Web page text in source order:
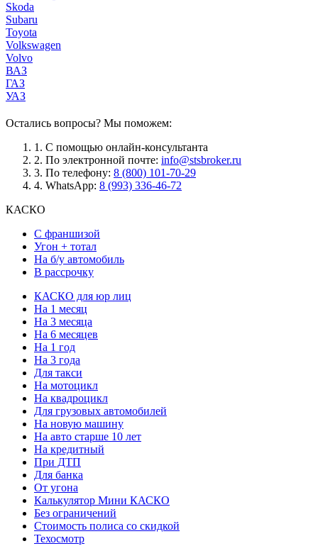
Skoda
Subaru
Toyota
Volkswagen
Volvo
ВАЗ
ГАЗ
УАЗ
Остались вопросы? Мы поможем:
1. С помощью онлайн-консультанта
2. По электронной почте: info@stsbroker.ru
3. По телефону: 8 (800) 101-70-29
4. WhatsApp: 8 (993) 336-46-72
КАСКО
С франшизой
Угон + тотал
На б/у автомобиль
В рассрочку
КАСКО для юр лиц
На 1 месяц
На 3 месяца
На 6 месяцев
На 1 год
На 3 года
Для такси
На мотоцикл
На квадроцикл
Для грузовых автомобилей
На новую машину
На авто старше 10 лет
На кредитный
При ДТП
Для банка
От угона
Калькулятор Мини КАСКО
Без ограничений
Стоимость полиса со скидкой
Техосмотр